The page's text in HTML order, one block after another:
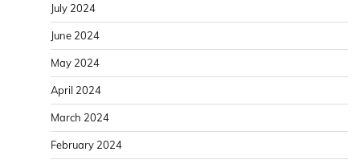
July 2024
June 2024
May 2024
April 2024
March 2024
February 2024